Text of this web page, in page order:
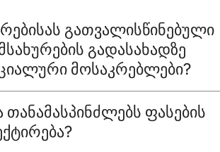
გათვალისწინებული
გადასახადზე
მოსაკრებლები?
ფასების